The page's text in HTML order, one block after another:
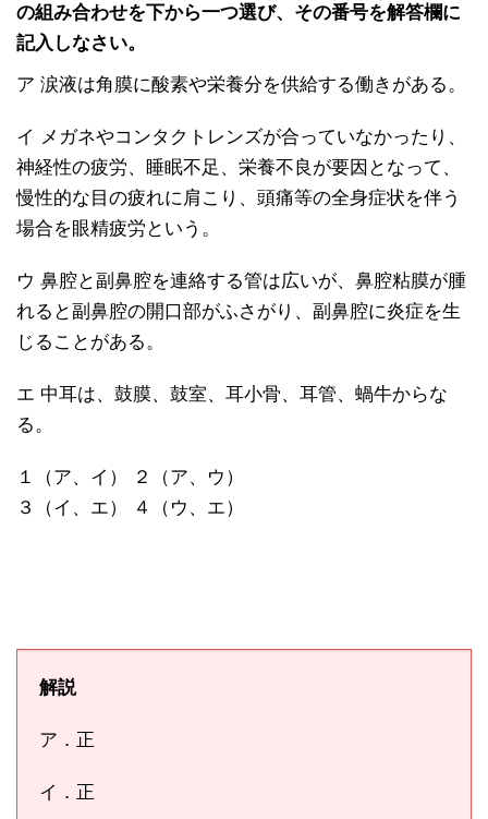
の組み合わせを下から一つ選び、その番号を解答欄に
記入しなさい。
ア 涙液は角膜に酸素や栄養分を供給する働きがある。
イ メガネやコンタクトレンズが合っていなかったり、
神経性の疲労、睡眠不足、栄養不良が要因となって、
慢性的な目の疲れに肩こり、頭痛等の全身症状を伴う
場合を眼精疲労という。
ウ 鼻腔と副鼻腔を連絡する管は広いが、鼻腔粘膜が腫
れると副鼻腔の開口部がふさがり、副鼻腔に炎症を生
じることがある。
エ 中耳は、鼓膜、鼓室、耳小骨、耳管、蝸牛からな
る。
１（ア、イ） ２（ア、ウ）
３（イ、エ） ４（ウ、エ）
解説
ア．正
イ．正